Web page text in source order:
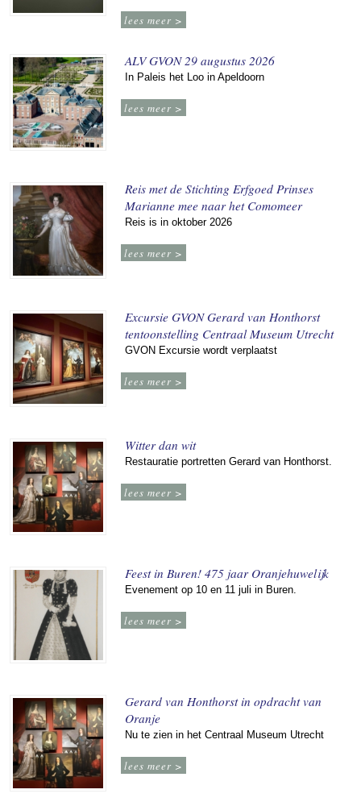
lees meer >
ALV GVON 29 augustus 2026
In Paleis het Loo in Apeldoorn
lees meer >
Reis met de Stichting Erfgoed Prinses
Marianne mee naar het Comomeer
Reis is in oktober 2026
lees meer >
Excursie GVON Gerard van Honthorst
tentoonstelling Centraal Museum Utrecht
GVON Excursie wordt verplaatst
lees meer >
Witter dan wit
Restauratie portretten Gerard van Honthorst.
lees meer >
Feest in Buren! 475 jaar Oranjehuwelijk
Evenement op 10 en 11 juli in Buren.
lees meer >
Gerard van Honthorst in opdracht van
Oranje
Nu te zien in het Centraal Museum Utrecht
lees meer >